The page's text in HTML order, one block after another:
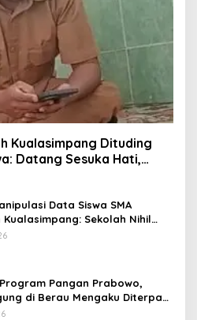
Kualasimpang Dituding
Datang Sesuka Hati,
Guru & Pesantren
Data Siswa SMA
Kualasimpang: Sekolah Nihil
Dana BOS & Paket
Pangan Prabowo,
di Berau Mengaku Diterpa